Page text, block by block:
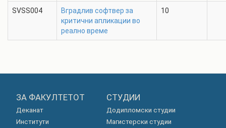
SVSS004
Вградлив софтвер за
критични апликации во
реално време
10
ЗА ФАКУЛТЕТОТ
Деканат
Институти
СТУДИИ
Додипломски студии
Магистерски студии